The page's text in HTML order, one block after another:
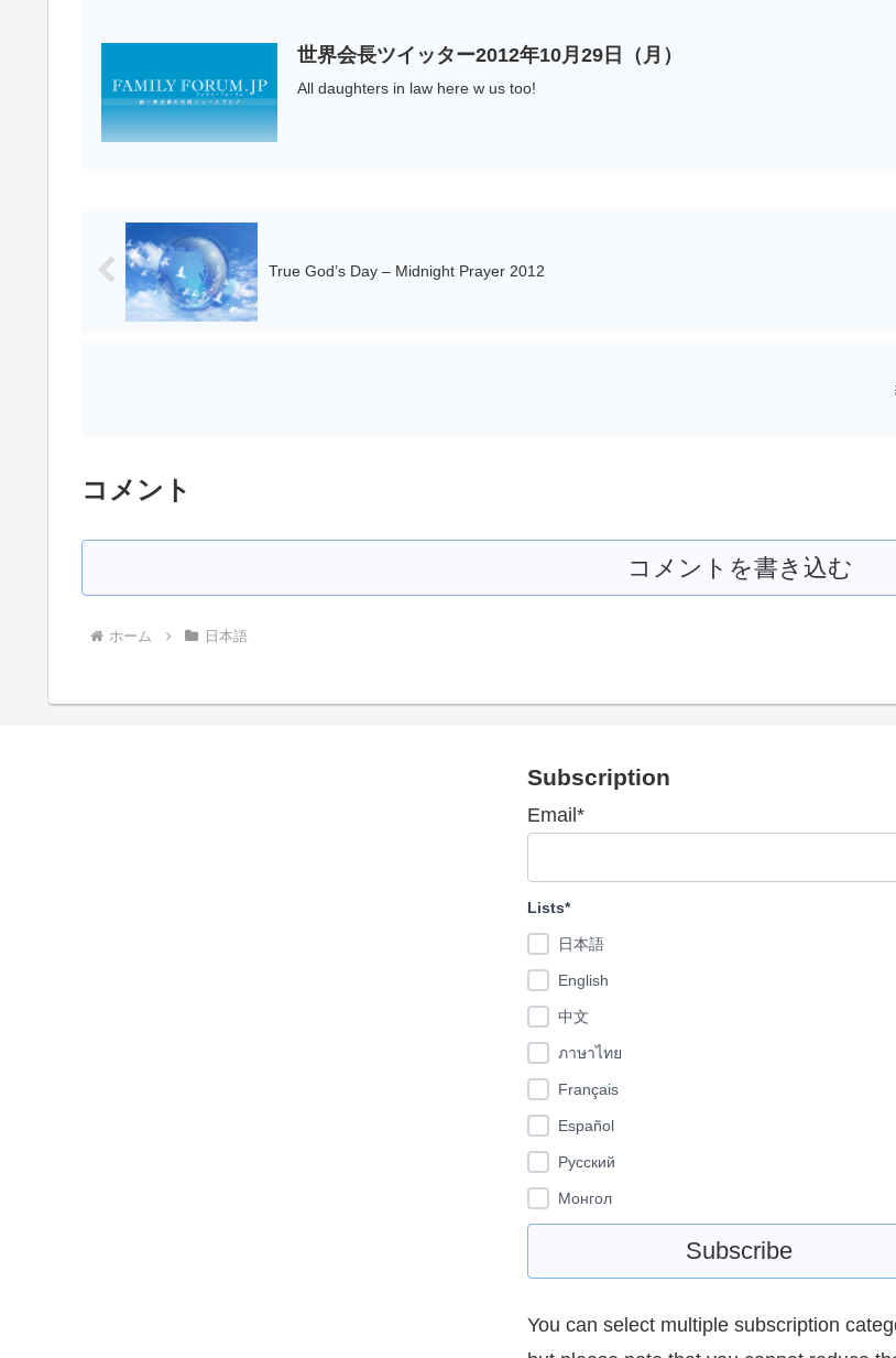
世界会長ツイッター2012年10月29日（月）
All daughters in law here w us too!
True God’s Day – Midnight Prayer 2012
コメント
コメントを書き込む
ホーム 日本語
Subscription
Email*
Lists*
日本語
English
中文
ภาษาไทย
Français
Español
Pусский
Монгол
You can select multiple subscription